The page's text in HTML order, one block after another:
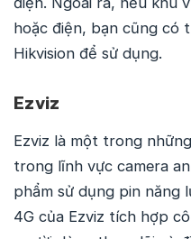
hoặc điện, bạn cũng có
Hikvision để sử dụng.
Ezviz
Ezviz là một trong
trong lĩnh vực camera
phẩm sử dụng pin năng
4G của Ezviz tích hợp